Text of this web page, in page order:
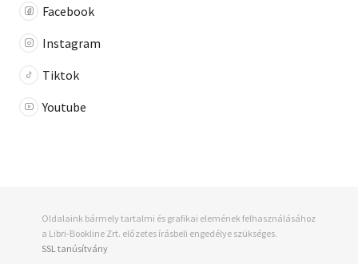
Facebook
Instagram
Tiktok
Youtube
Oldalaink bármely tartalmi és grafikai elemének felhasználásához
a Libri-Bookline Zrt. előzetes írásbeli engedélye szükséges.
SSL tanúsítvány